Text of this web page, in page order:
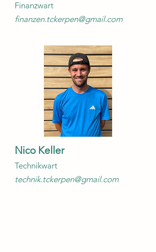
Finanzwart
finanzen.tckerpen@gmail.com
Nico Keller
Technikwart
technik.tckerpen@gmail.com